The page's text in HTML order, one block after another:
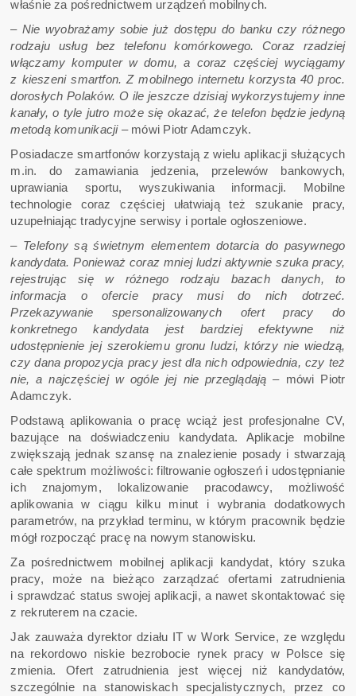
właśnie za pośrednictwem urządzeń mobilnych.
– Nie wyobrażamy sobie już dostępu do banku czy różnego
rodzaju usług bez telefonu komórkowego. Coraz rzadziej
włączamy komputer w domu, a coraz częściej wyciągamy
z kieszeni smartfon. Z mobilnego internetu korzysta 40 proc.
dorosłych Polaków. O ile jeszcze dzisiaj wykorzystujemy inne
kanały, o tyle jutro może się okazać, że telefon będzie jedyną
metodą komunikacji –mówi Piotr Adamczyk.
Posiadacze smartfonów korzystają z wielu aplikacji służących
m.in. do zamawiania jedzenia, przelewów bankowych,
uprawiania sportu, wyszukiwania informacji. Mobilne
technologie coraz częściej ułatwiają też szukanie pracy,
uzupełniając tradycyjne serwisy i portale ogłoszeniowe.
– Telefony są świetnym elementem dotarcia do pasywnego
kandydata. Ponieważ coraz mniej ludzi aktywnie szuka pracy,
rejestrując się w różnego rodzaju bazach danych, to
informacja o ofercie pracy musi do nich dotrzeć.
Przekazywanie spersonalizowanych ofert pracy do
konkretnego kandydata jest bardziej efektywne niż
udostępnienie jej szerokiemu gronu ludzi, którzy nie wiedzą,
czy dana propozycja pracy jest dla nich odpowiednia, czy też
nie, a najczęściej w ogóle jej nie przeglądają –mówi Piotr
Adamczyk.
Podstawą aplikowania o pracę wciąż jest profesjonalne CV,
bazujące na doświadczeniu kandydata. Aplikacje mobilne
zwiększają jednak szansę na znalezienie posady i stwarzają
całe spektrum możliwości: filtrowanie ogłoszeń i udostępnianie
ich znajomym, lokalizowanie pracodawcy, możliwość
aplikowania w ciągu kilku minut i wybrania dodatkowych
parametrów, na przykład terminu, w którym pracownik będzie
mógł rozpocząć pracę na nowym stanowisku.
Za pośrednictwem mobilnej aplikacji kandydat, który szuka
pracy, może na bieżąco zarządzać ofertami zatrudnienia
i sprawdzać status swojej aplikacji, a nawet skontaktować się
z rekruterem na czacie.
Jak zauważa dyrektor działu IT w Work Service, ze względu
na rekordowo niskie bezrobocie rynek pracy w Polsce się
zmienia. Ofert zatrudnienia jest więcej niż kandydatów,
szczególnie na stanowiskach specjalistycznych, przez co